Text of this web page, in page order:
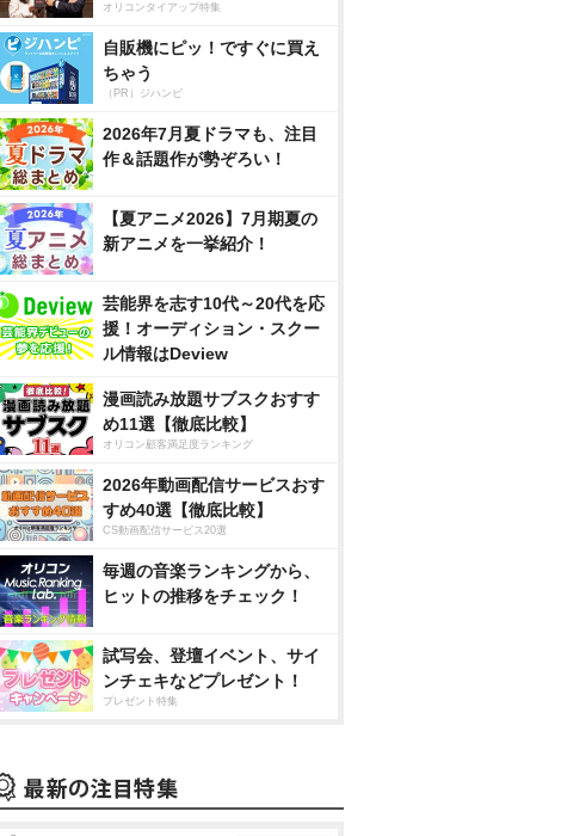
オリコンタイアップ特集
自販機にピッ！ですぐに買え
ちゃう
（PR）ジハンピ
2026年7月夏ドラマも、注目
作＆話題作が勢ぞろい！
【夏アニメ2026】7月期夏の
新アニメを一挙紹介！
芸能界を志す10代～20代を応
援！オーディション・スクー
ル情報はDeview
漫画読み放題サブスクおすす
め11選【徹底比較】
オリコン顧客満足度ランキング
2026年動画配信サービスおす
すめ40選【徹底比較】
CS動画配信サービス20選
毎週の音楽ランキングから、
ヒットの推移をチェック！
試写会、登壇イベント、サイ
ンチェキなどプレゼント！
プレゼント特集